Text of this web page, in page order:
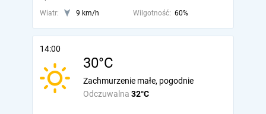
Wiatr:
9 km/h Wilgotność: 60%
14:00
30°C
Odczuwalna 32°C
Zachmurzenie małe, pogodnie